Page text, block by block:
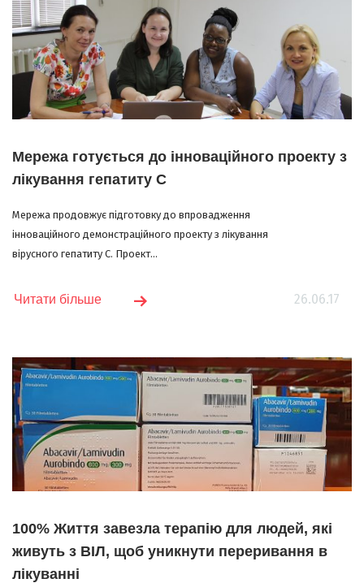
Мережа готується до інноваційного проекту з
лікування гепатиту С
Мережа продовжує підготовку до впровадження
інноваційного демонстраційного проекту з лікування
вірусного гепатиту С. Проект...
26.06.17
Читати більше
100% Життя завезла терапію для людей, які
живуть з ВІЛ, щоб уникнути переривання в
лікуванні